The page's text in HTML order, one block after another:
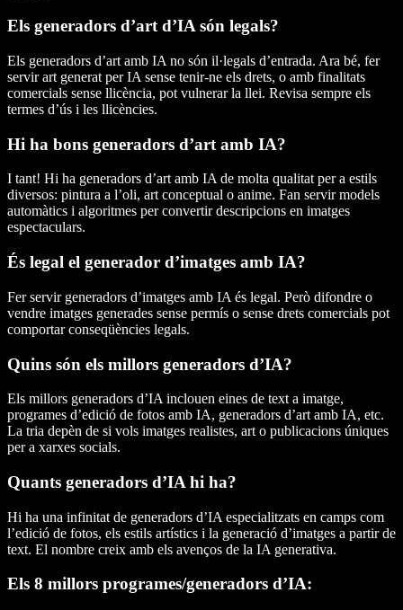
Els generadors d’art d’IA són legals?
Els generadors d’art amb IA no són il·legals d’entrada. Ara bé, fer
servir art generat per IA sense tenir-ne els drets, o amb finalitats
comercials sense llicència, pot vulnerar la llei. Revisa sempre els
termes d’ús i les llicències.
Hi ha bons generadors d’art amb IA?
I tant! Hi ha generadors d’art amb IA de molta qualitat per a estils
diversos: pintura a l’oli, art conceptual o anime. Fan servir models
automàtics i algoritmes per convertir descripcions en imatges
espectaculars.
És legal el generador d’imatges amb IA?
Fer servir generadors d’imatges amb IA és legal. Però difondre o
vendre imatges generades sense permís o sense drets comercials pot
comportar conseqüències legals.
Quins són els millors generadors d’IA?
Els millors generadors d’IA inclouen eines de text a imatge,
programes d’edició de fotos amb IA, generadors d’art amb IA, etc.
La tria depèn de si vols imatges realistes, art o publicacions úniques
per a xarxes socials.
Quants generadors d’IA hi ha?
Hi ha una infinitat de generadors d’IA especialitzats en camps com
l’edició de fotos, els estils artístics i la generació d’imatges a partir de
text. El nombre creix amb els avenços de la IA generativa.
Els 8 millors programes/generadors d’IA: